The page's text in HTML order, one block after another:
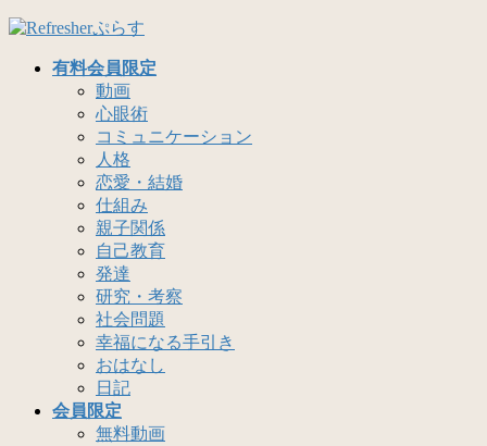
有料会員限定
動画
心眼術
コミュニケーション
人格
恋愛・結婚
仕組み
親子関係
自己教育
発達
研究・考察
社会問題
幸福になる手引き
おはなし
日記
会員限定
無料動画